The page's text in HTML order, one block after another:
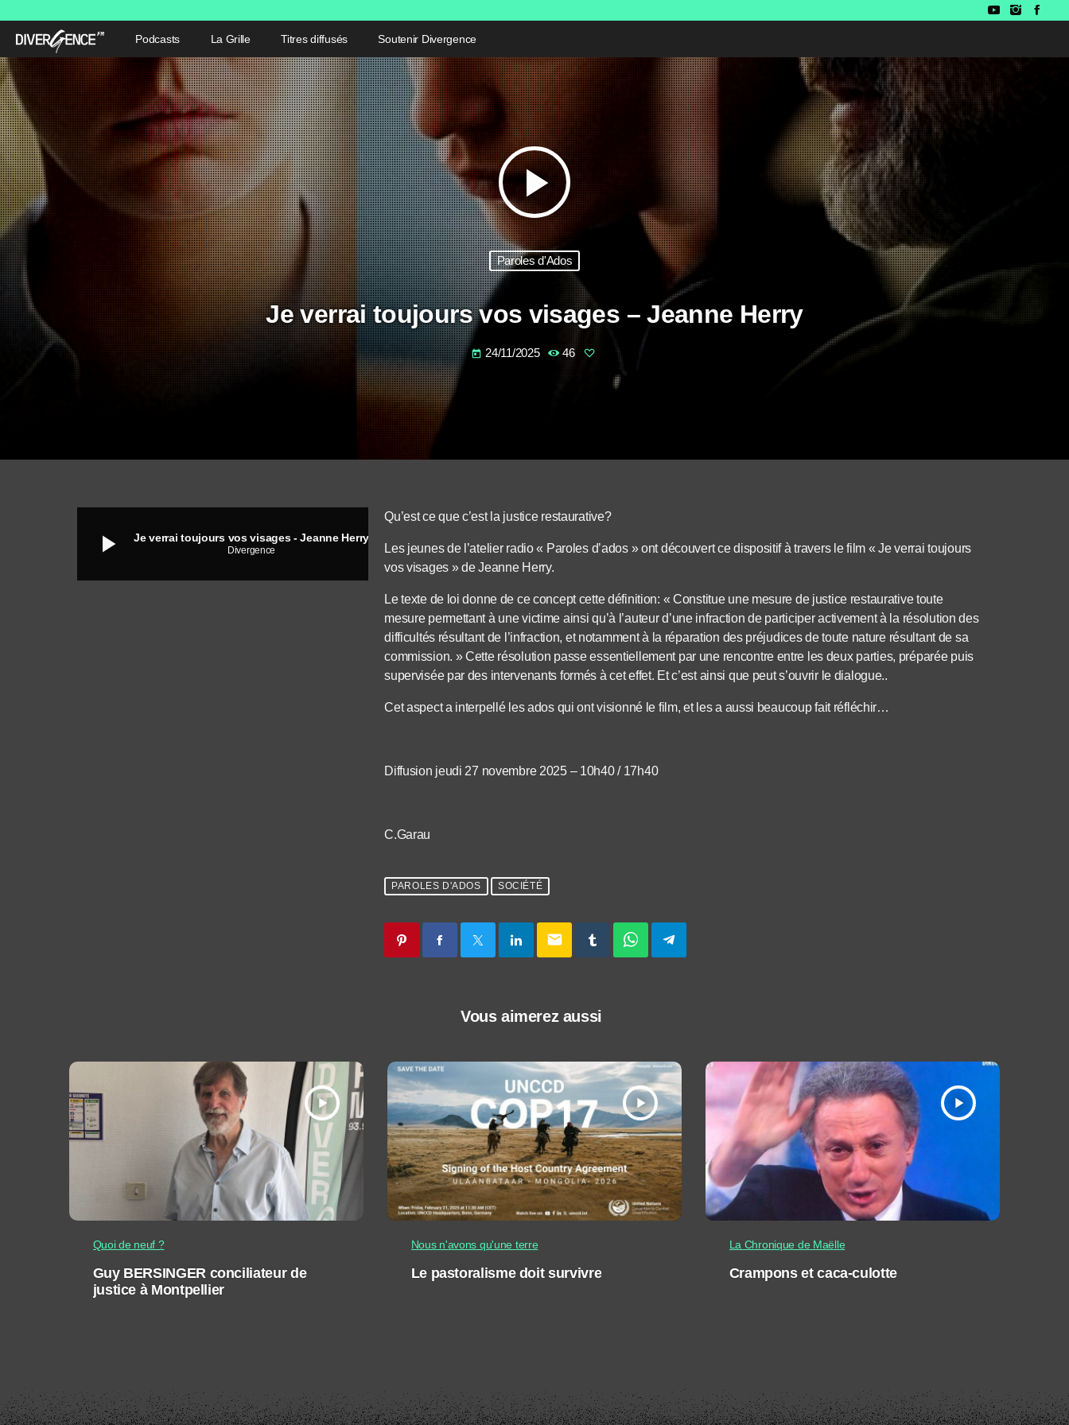
Podcasts La Grille Titres diffusés Soutenir Divergence
play_arrow
Paroles d'Ados
Je verrai toujours vos visages – Jeanne Herry
today 24/11/2025 46
play_arrow Je verrai toujours vos visages - Jeanne Herry
Divergence
Qu’est ce que c’est la justice restaurative?
Les jeunes de l’atelier radio « Paroles d’ados » ont découvert ce dispositif à travers le film « Je verrai toujours
vos visages » de Jeanne Herry.
Le texte de loi donne de ce concept cette définition: « Constitue une mesure de justice restaurative toute
mesure permettant à une victime ainsi qu’à l’auteur d’une infraction de participer activement à la résolution des
difficultés résultant de l’infraction, et notamment à la réparation des préjudices de toute nature résultant de sa
commission. » Cette résolution passe essentiellement par une rencontre entre les deux parties, préparée puis
supervisée par des intervenants formés à cet effet. Et c’est ainsi que peut s’ouvrir le dialogue..
Cet aspect a interpellé les ados qui ont visionné le film, et les a aussi beaucoup fait réfléchir…
Diffusion jeudi 27 novembre 2025 – 10h40 / 17h40
C.Garau
PAROLES D'ADOS SOCIÉTÉ
email
Vous aimerez aussi
play_arrow
Quoi de neuf ?
Guy BERSINGER conciliateur de
justice à Montpellier
play_arrow
Nous n'avons qu'une terre
Le pastoralisme doit survivre
play_arrow
La Chronique de Maëlle
Crampons et caca-culotte